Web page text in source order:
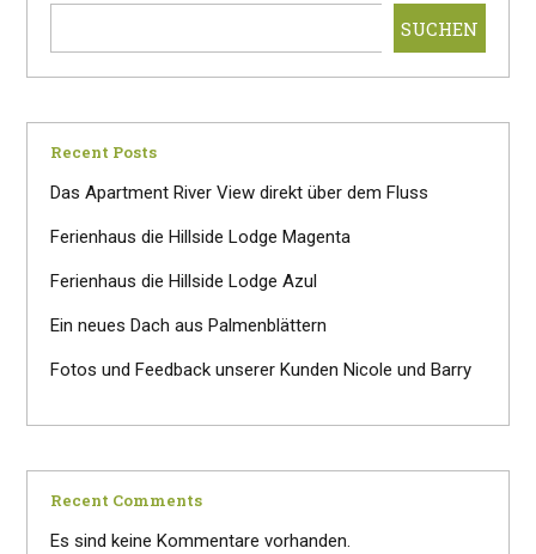
SUCHEN
Recent Posts
Das Apartment River View direkt über dem Fluss
Ferienhaus die Hillside Lodge Magenta
Ferienhaus die Hillside Lodge Azul
Ein neues Dach aus Palmenblättern
Fotos und Feedback unserer Kunden Nicole und Barry
Recent Comments
Es sind keine Kommentare vorhanden.